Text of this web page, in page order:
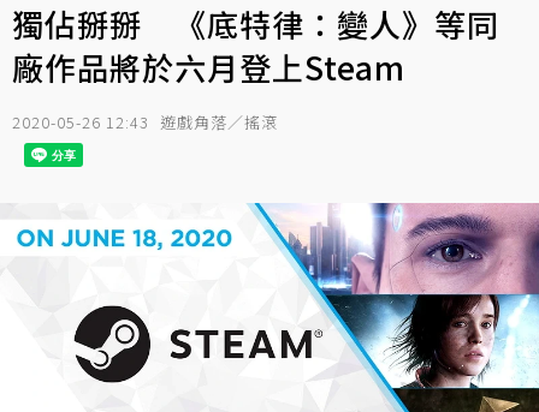
獨佔掰掰 《底特律：變人》等同
廠作品將於六月登上Steam
2020-05-26 12:43 遊戲角落／搖滾